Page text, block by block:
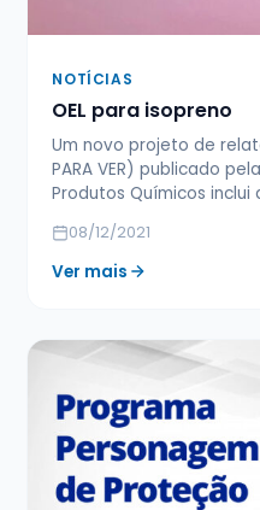
NOTÍCIAS
OEL para isopreno
Um novo projeto de
PARA VER) publicado
Produtos Químicos
08/12/2021
Ver mais